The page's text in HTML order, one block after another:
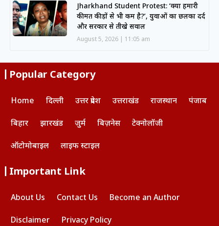
Jharkhand Student Protest: ‘क्या हमारी
कीमत कीड़ों से भी कम है?’, युवाओं का छलका दर्द
और सरकार से तीखे सवाल
August 5, 2026 11:05 am
Popular Category
Home दिल्ली उत्तर प्रदेश उत्तराखंड राजस्थान पंजाब
बिहार झारखंड जुर्म बिज़नेस टेक्नोलॉजी
ऑटोमोबाइल लाइफ स्टाइल
Important Link
About Us Contact Us Become an Author
Disclaimer Privacy Policy